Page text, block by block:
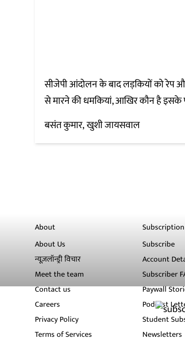
सीजेपी आंदोलन के बाद लड़कियों को रेप
से मारने की धमकियां, आखिर कौन है इसके
बसंत कुमार खुशी जायसवाल
About
About Us
न्यूज़लॉन्ड्री विचार
Meet the team
Contact us
Careers
Privacy Policy
Terms of Services
Subscription
Subscribe
Account
Subscriber
Paywall
Podcast
Student
Newsletters